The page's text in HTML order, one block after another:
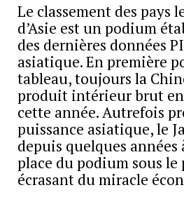
Le classement des pays
d’Asie est un podium
des dernières données
asiatique. En première
tableau, toujours la
produit intérieur brut en
cette année. Autrefois
puissance asiatique, le
depuis quelques années
place du podium sous
écrasant du miracle